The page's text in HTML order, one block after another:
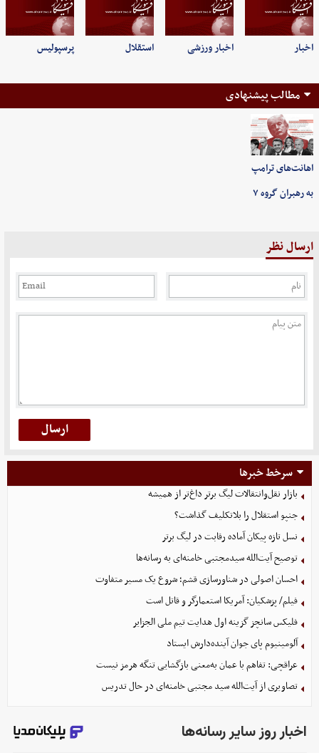
اخبار اخبار ورزشی استقلال پرسپولیس
مطالب پیشنهادی
اهانت‌های ترامپ
به رهبران گروه ۷
ارسال نظر
سرخط خبرها
بازار نقل‌وانتقالات لیگ برتر داغ‌تر از همیشه
جنپو استقلال را بلاتکلیف گذاشت؟
نسل تازه پیکان آماده رقابت در لیگ برتر
توصیح آیت‌الله سیدمجتبی خامنه‌ای به رسانه‌ها
احسان اصولی در شناورسازی قشم؛ شروع یک مسیر متفاوت
فیلم/ پزشکیان: آمریکا استعمارگر و قاتل است
فلیکس سانچز گزینه اول هدایت تیم ملی الجزایر
آلومینیوم پای جوان آینده‌دارش ایستاد
عراقچی: تفاهم با عمان به‌معنی بازگشایی تنگه هرمز نیست
تصاویری از آیت‌الله سید مجتبی خامنه‌ای در حال تدریس